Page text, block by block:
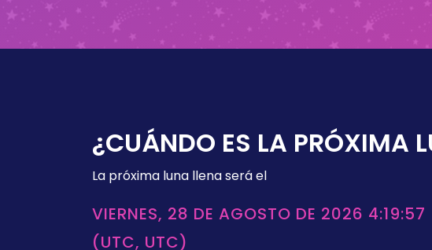
¿CUÁNDO ES LA PRÓXIMA
La próxima luna llena será el
VIERNES, 28 DE AGOSTO DE 2026 4:19:57
(UTC, UTC)